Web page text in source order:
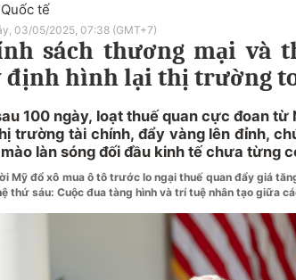
Quốc tế
03/05/2025, 07:38 (GMT+7)
sách thương mại và
định hình lại thị trường
100 ngày, loạt thuế quan cực đoan từ
trường tài chính, đẩy vàng lên đỉnh,
làn sóng đối đầu kinh tế chưa từng
Mỹ đổ xô mua ô tô trước lo ngại thuế quan đẩy giá
thứ sáu: Cuộc đua tàng hình và trí tuệ nhân tạo giữa